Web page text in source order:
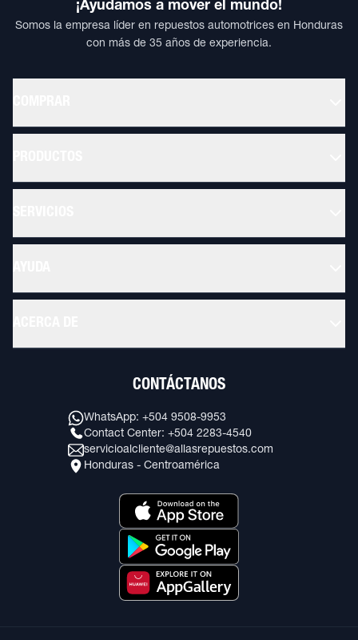
¡Ayudamos a mover el mundo!
Somos la empresa líder en repuestos automotrices en Honduras
con más de 35 años de experiencia.
CONTÁCTANOS
WhatsApp: +504 9508-9953
Contact Center: +504 2283-4540
servicioalcliente@allasrepuestos.com
Honduras - Centroamérica